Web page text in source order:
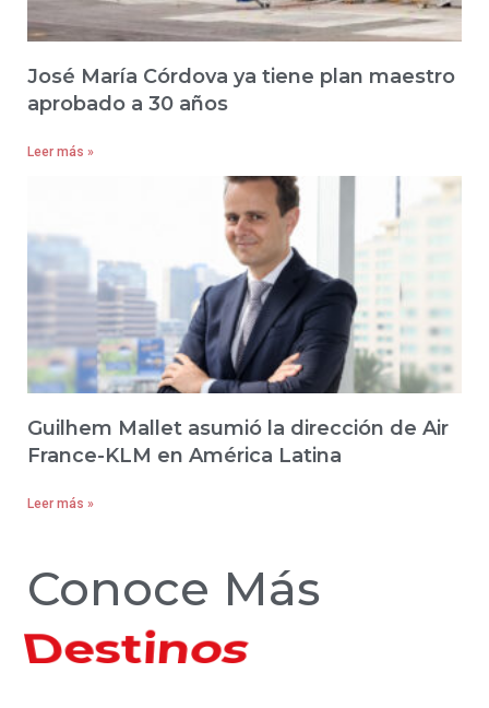
José María Córdova ya tiene plan maestro
aprobado a 30 años
Leer más »
Guilhem Mallet asumió la dirección de Air
France-KLM en América Latina
Leer más »
Conoce Más
Hoteles